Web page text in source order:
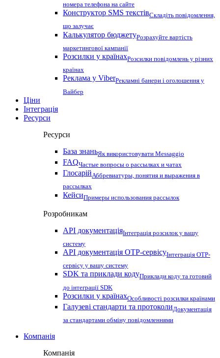
номера телефона на сайте
Конструктор SMS текстівСкладіть повідомлення,
що залучає
Калькулятор бюджетуРозрахуйте вартість
маркетингової кампанії
Розсилки у країнахРозсилки повідомлень у різних
країнах
Реклама у ViberРекламні банери і оголошення у
Вайбер
Ціни
Інтеграція
Ресурси
Ресурси
База знаньЯк використовувати Messaggio
FAQЧастые вопросы о рассылках и чатах
ГлосарійАббревиатуры, понятия и выражения в
рассылках
КейсиПримеры использования рассылок
Розробникам
API документаціяІнтеграція розсилок у вашу
систему
API документація OTP-сервісуІнтеграція OTP-
сервісу у вашу систему
SDK та приклади кодуПриклади коду та готовий
до інтеграції SDK
Розсилки у країнахОсобливості розсилки країнами
Галузеві стандарти та протоколиДокументація
за стандартами обміну повідомленнями
Компанія
Компанія